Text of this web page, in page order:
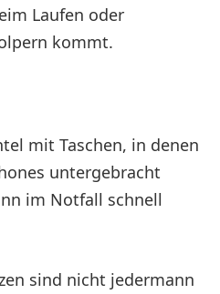
Laufen oder
kommt.
mit Taschen, in denen
untergebracht
im Notfall schnell
sind nicht jedermann